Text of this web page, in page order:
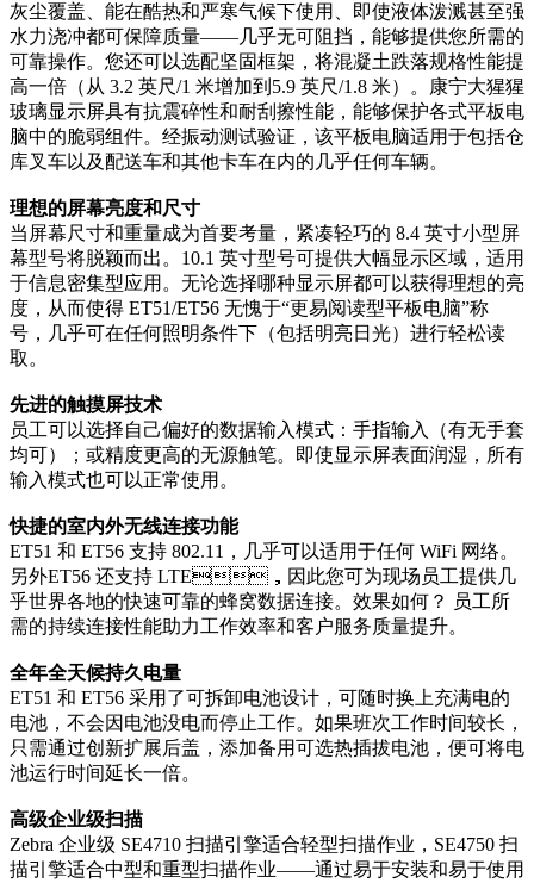
灰尘覆盖、能在酷热和严寒气候下使用、即使液体泼溅甚至强
水力浇冲都可保障质量——几乎无可阻挡，能够提供您所需的
可靠操作。您还可以选配坚固框架，将混凝土跌落规格性能提
高一倍（从 3.2 英尺/1 米增加到5.9 英尺/1.8 米）。康宁大猩猩
玻璃显示屏具有抗震碎性和耐刮擦性能，能够保护各式平板电
脑中的脆弱组件。经振动测试验证，该平板电脑适用于包括仓
库叉车以及配送车和其他卡车在内的几乎任何车辆。
理想的屏幕亮度和尺寸
当屏幕尺寸和重量成为首要考量，紧凑轻巧的 8.4 英寸小型屏
幕型号将脱颖而出。10.1 英寸型号可提供大幅显示区域，适用
于信息密集型应用。无论选择哪种显示屏都可以获得理想的亮
度，从而使得 ET51/ET56 无愧于“更易阅读型平板电脑”称
号，几乎可在任何照明条件下（包括明亮日光）进行轻松读
取。
先进的触摸屏技术
员工可以选择自己偏好的数据输入模式：手指输入（有无手套
均可）；或精度更高的无源触笔。即使显示屏表面润湿，所有
输入模式也可以正常使用。
快捷的室内外无线连接功能
ET51 和 ET56 支持 802.11，几乎可以适用于任何 WiFi 网络。
另外ET56 还支持 LTE，因此您可为现场员工提供几
乎世界各地的快速可靠的蜂窝数据连接。效果如何？ 员工所
需的持续连接性能助力工作效率和客户服务质量提升。
全年全天候持久电量
ET51 和 ET56 采用了可拆卸电池设计，可随时换上充满电的
电池，不会因电池没电而停止工作。如果班次工作时间较长，
只需通过创新扩展后盖，添加备用可选热插拔电池，便可将电
池运行时间延长一倍。
高级企业级扫描
Zebra 企业级 SE4710 扫描引擎适合轻型扫描作业，SE4750 扫
描引擎适合中型和重型扫描作业——通过易于安装和易于使用